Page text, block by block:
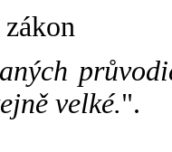
velké.".